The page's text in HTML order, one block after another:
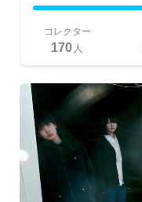
コレクター
170人